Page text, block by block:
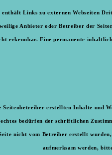
enthält Links zu externen Webseiten
Anbieter oder Betreiber der
erkennbar. Eine permanente
Seitenbetreiber erstellten Inhalte und
bedürfen der schriftlichen
nicht vom Betreiber erstellt
aufmerksam werden,